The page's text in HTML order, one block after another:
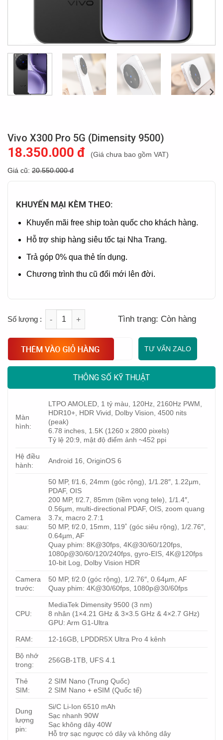
Vivo X300 Pro 5G (Dimensity 9500)
18.350.000 đ
(Giá chưa bao gồm VAT)
Giá cũ: 20.550.000 đ
KHUYẾN MẠI KÈM THEO:
Khuyến mãi free ship toàn quốc cho khách hàng.
Hỗ trợ ship hàng siêu tốc tại Nha Trang.
Trả góp 0% qua thẻ tín dụng.
Chương trình thu cũ đổi mới lên đời.
Quantity
Tình trạng: Còn hàng
TƯ VẤN ZALO
THÔNG SỐ KỸ THUẬT
Màn
hình:
LTPO AMOLED, 1 tỷ màu, 120Hz, 2160Hz PWM,
HDR10+, HDR Vivid, Dolby Vision, 4500 nits
(peak)
6.78 inches, 1.5K (1260 x 2800 pixels)
Tỷ lệ 20:9, mật độ điểm ảnh ~452 ppi
Hệ điều
hành:
Android 16, OriginOS 6
Camera
sau:
50 MP, f/1.6, 24mm (góc rộng), 1/1.28″, 1.22µm,
PDAF, OIS
200 MP, f/2.7, 85mm (tiềm vọng tele), 1/1.4″,
0.56µm, multi-directional PDAF, OIS, zoom quang
3.7x, macro 2.7:1
50 MP, f/2.0, 15mm, 119˚ (góc siêu rộng), 1/2.76″,
0.64µm, AF
Quay phim: 8K@30fps, 4K@30/60/120fps,
1080p@30/60/120/240fps, gyro-EIS, 4K@120fps
10-bit Log, Dolby Vision HDR
Camera
trước:
50 MP, f/2.0 (góc rộng), 1/2.76″, 0.64µm, AF
Quay phim: 4K@30/60fps, 1080p@30/60fps
CPU:
MediaTek Dimensity 9500 (3 nm)
8 nhân (1×4.21 GHz & 3×3.5 GHz & 4×2.7 GHz)
GPU: Arm G1-Ultra
RAM: 12-16GB, LPDDR5X Ultra Pro 4 kênh
Bộ nhớ
trong:
256GB-1TB, UFS 4.1
Thẻ
SIM:
2 SIM Nano (Trung Quốc)
2 SIM Nano + eSIM (Quốc tế)
Dung
lượng
pin:
Si/C Li-Ion 6510 mAh
Sạc nhanh 90W
Sạc không dây 40W
Hỗ trợ sạc ngược có dây và không dây